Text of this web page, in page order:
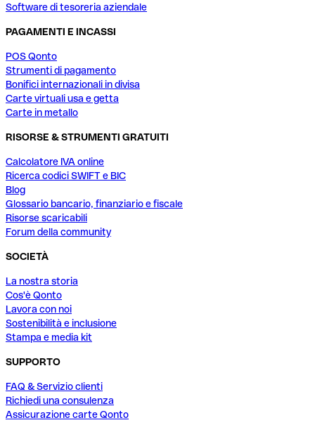
Software di tesoreria aziendale
PAGAMENTI E INCASSI
POS Qonto
Strumenti di pagamento
Bonifici internazionali in divisa
Carte virtuali usa e getta
Carte in metallo
RISORSE & STRUMENTI GRATUITI
Calcolatore IVA online
Ricerca codici SWIFT e BIC
Blog
Glossario bancario, finanziario e fiscale
Risorse scaricabili
Forum della community
SOCIETÀ
La nostra storia
Cos'è Qonto
Lavora con noi
Sostenibilità e inclusione
Stampa e media kit
SUPPORTO
FAQ & Servizio clienti
Richiedi una consulenza
Assicurazione carte Qonto